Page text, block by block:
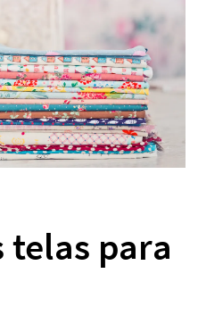
telas para